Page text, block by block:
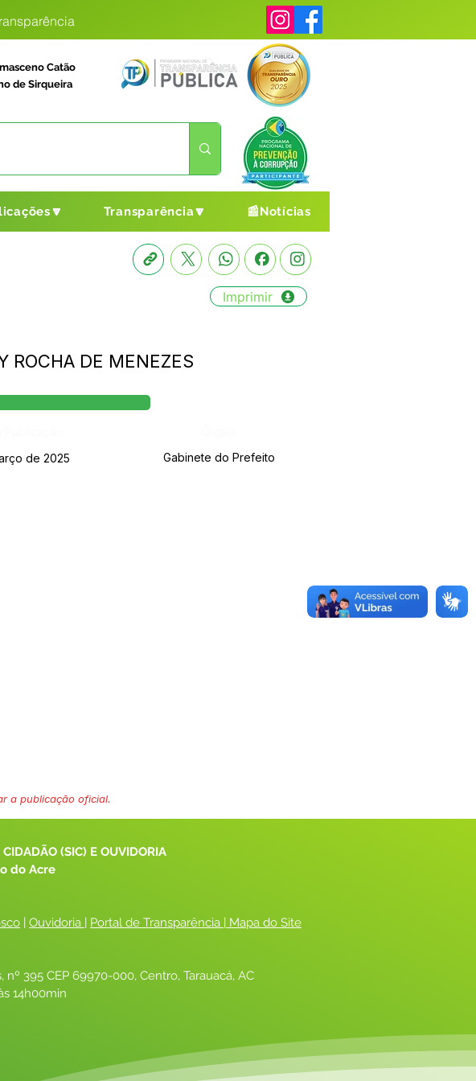
Catão
de Sirqueira
Transparência🔽 📰Notícias
Imprimir
ROCHA DE MENEZES
de 2025 Gabinete do Prefeito
a publicação oficial.
(SIC) E OUVIDORIA
do Acre
| Ouvidoria | Portal de Transparência | Mapa do Site
395 CEP 69970-000, Centro, Tarauacá, AC
14h00min